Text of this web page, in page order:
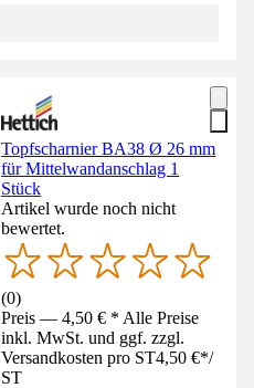
Topfscharnier BA38 Ø 26 mm
für Mittelwandanschlag 1
Stück
Artikel wurde noch nicht
bewertet.
(0)
Preis — 4,50 € * Alle Preise
inkl. MwSt. und ggf. zzgl.
Versandkosten pro ST4,50 €*/
ST